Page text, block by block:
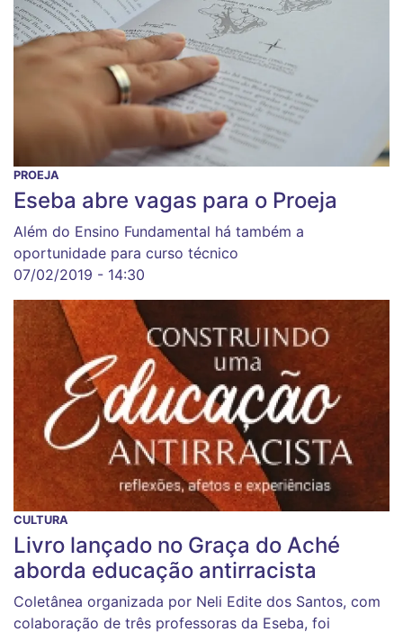
PROEJA
Eseba abre vagas para o Proeja
Além do Ensino Fundamental há também a
oportunidade para curso técnico
07/02/2019 - 14:30
CULTURA
Livro lançado no Graça do Aché
aborda educação antirracista
Coletânea organizada por Neli Edite dos Santos, com
colaboração de três professoras da Eseba, foi